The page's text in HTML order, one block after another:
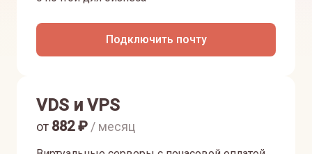
Подключить почту
VDS и VPS
от 882₽ / месяц